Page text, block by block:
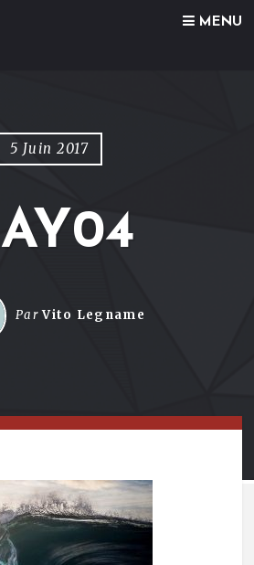
MENU
5 Juin 2017
ParVito Legname